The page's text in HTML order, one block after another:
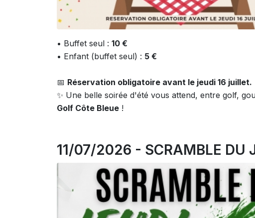
• Buffet seul : 10 €
• Enfant (buffet seul) : 5 €
📅 Réservation obligatoire avant le jeudi 16 juillet.
✨ Une belle soirée d'été vous attend, entre golf,
Golf Côte Bleue !
11/07/2026 - SCRAMBLE DU